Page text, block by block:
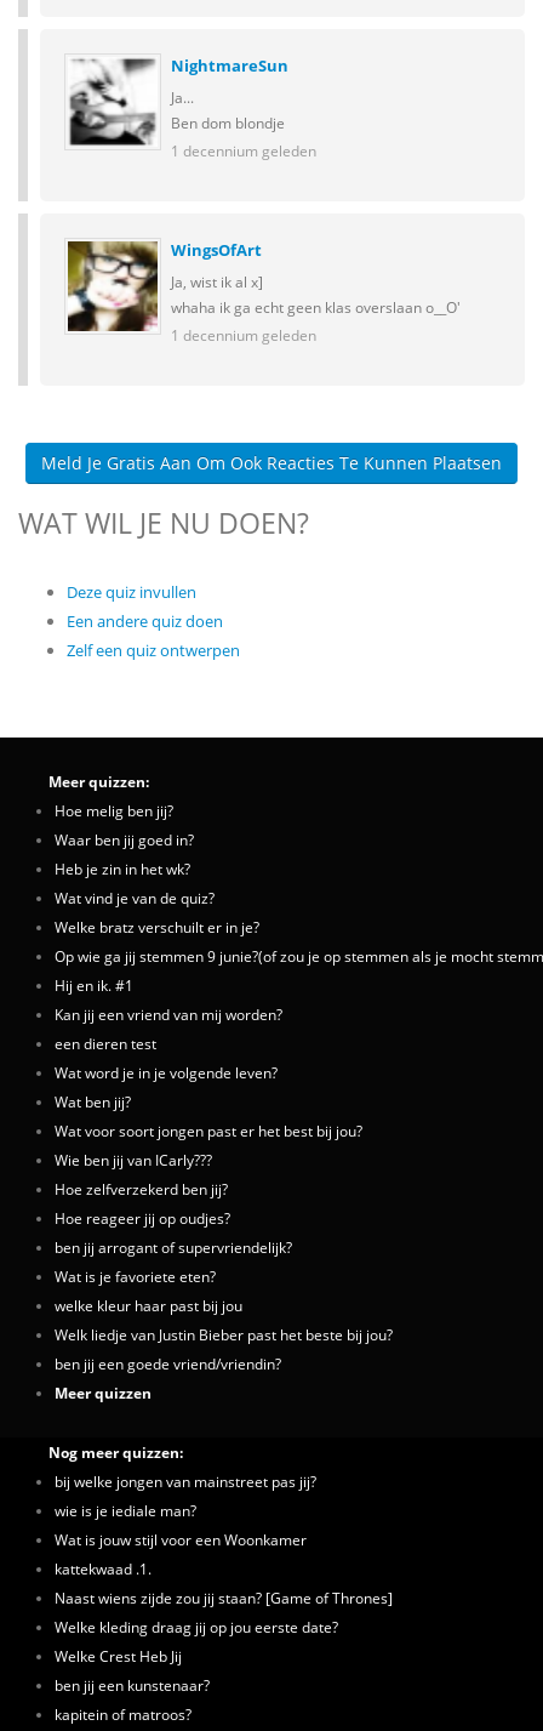
NightmareSun
Ja...
Ben dom blondje
1 decennium geleden
WingsOfArt
Ja, wist ik al x]
whaha ik ga echt geen klas overslaan o__O'
1 decennium geleden
Meld Je Gratis Aan Om Ook Reacties Te Kunnen Plaatsen
WAT WIL JE NU DOEN?
Deze quiz invullen
Een andere quiz doen
Zelf een quiz ontwerpen
Meer quizzen:
Hoe melig ben jij?
Waar ben jij goed in?
Heb je zin in het wk?
Wat vind je van de quiz?
Welke bratz verschuilt er in je?
Op wie ga jij stemmen 9 junie?(of zou je op stemmen als je mocht
Hij en ik. #1
Kan jij een vriend van mij worden?
een dieren test
Wat word je in je volgende leven?
Wat ben jij?
Wat voor soort jongen past er het best bij jou?
Wie ben jij van ICarly???
Hoe zelfverzekerd ben jij?
Hoe reageer jij op oudjes?
ben jij arrogant of supervriendelijk?
Wat is je favoriete eten?
welke kleur haar past bij jou
Welk liedje van Justin Bieber past het beste bij jou?
ben jij een goede vriend/vriendin?
Meer quizzen
Nog meer quizzen:
bij welke jongen van mainstreet pas jij?
wie is je iediale man?
Wat is jouw stijl voor een Woonkamer
kattekwaad .1.
Naast wiens zijde zou jij staan? [Game of Thrones]
Welke kleding draag jij op jou eerste date?
Welke Crest Heb Jij
ben jij een kunstenaar?
kapitein of matroos?